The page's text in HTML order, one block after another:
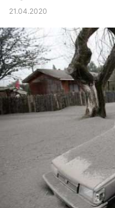
21.04.2020